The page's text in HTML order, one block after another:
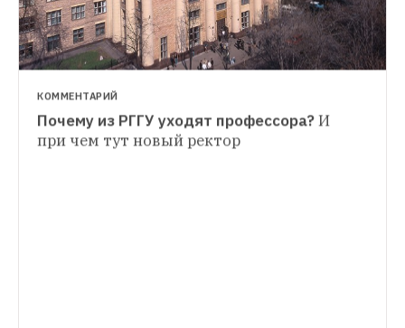
ЗАБЛУЖДЕНИЕ
Нужно ли выпивать два литра воды
КОММЕНТАРИЙ
Почему из РГГУ уходят профессора? И
при чем тут новый ректор